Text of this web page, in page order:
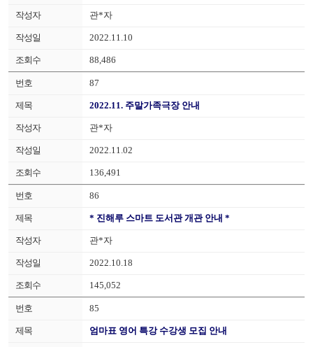
관*자
2022.11.10
88,486
87
2022.11. 주말가족극장 안내
관*자
2022.11.02
136,491
86
* 진해루 스마트 도서관 개관 안내 *
관*자
2022.10.18
145,052
85
엄마표 영어 특강 수강생 모집 안내